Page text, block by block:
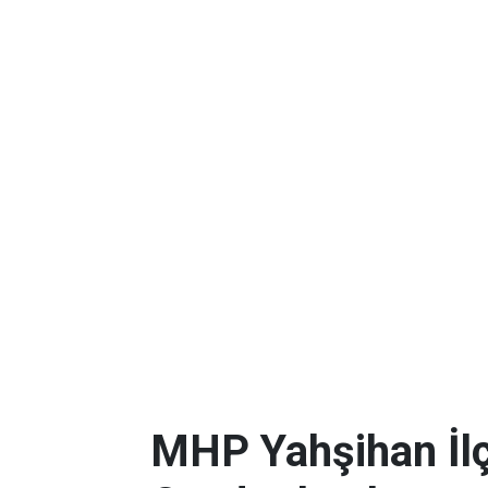
MHP Yahşihan